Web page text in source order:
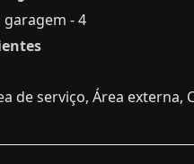
garagem - 4
de serviço, Área externa,